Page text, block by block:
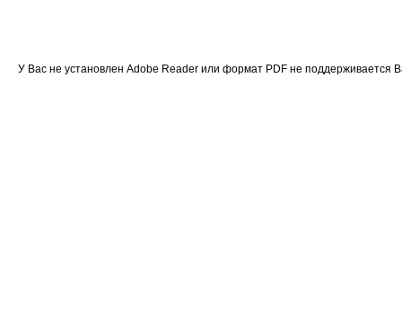
У Вас не установлен Adobe Reader или формат PDF не поддерживается